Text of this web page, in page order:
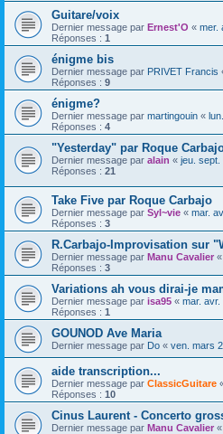
Guitare/voix
Dernier message par Ernest'O « mer.
Réponses : 1
énigme bis
Dernier message par PRIVET Francis
Réponses : 9
énigme?
Dernier message par martingouin «
Réponses : 4
"Yesterday" par Roque
Dernier message par alain « jeu. sept.
Réponses : 21
Take Five par Roque Carbajo
Dernier message par Syl~vie « mar.
Réponses : 3
R.Carbajo-Improvisation sur
Dernier message par Manu Cavalier «
Réponses : 3
Variations ah vous dirai-je
Dernier message par isa95 « mar. avr.
Réponses : 1
GOUNOD Ave Maria
Dernier message par Do « ven. mars
aide transcription...
Dernier message par ClassicGuitare
Réponses : 10
Cinus Laurent - Concerto
Dernier message par Manu Cavalier «